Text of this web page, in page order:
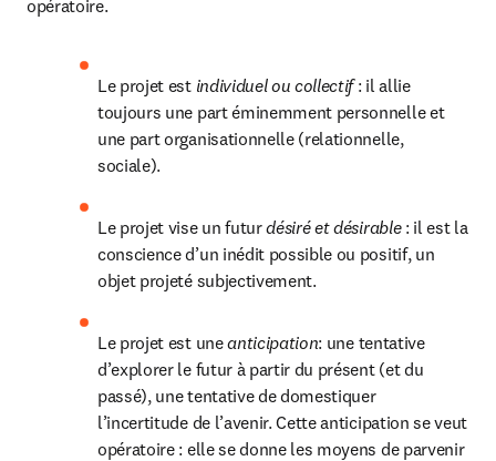
opératoire.
Le projet est individuel ou collectif : il allie
toujours une part éminemment personnelle et
une part organisationnelle (relationnelle,
sociale).
Le projet vise un futur désiré et désirable : il est la
conscience d’un inédit possible ou positif, un
objet projeté subjectivement.
Le projet est une anticipation: une tentative
d’explorer le futur à partir du présent (et du
passé), une tentative de domestiquer
l’incertitude de l’avenir. Cette anticipation se veut
opératoire : elle se donne les moyens de parvenir